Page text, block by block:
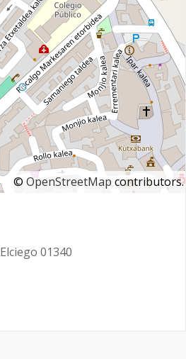
© OpenStreetMapcontributors.
Elciego 01340